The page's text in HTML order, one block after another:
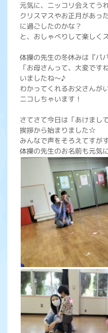
元気に、ニッコリ会えてう
クリスマスやお正月があっ
に過ごしたのかな？
と、おしゃべりして楽しく
体操の先生の冬休みは『パ
「お母さんって、大変です
いましたね～♪
わかってくれるお父さんが
ニコしちゃいます！
さてさて今日は「あけまし
挨拶から始まりました☆
みんなで声をそろえてすが
体操の先生のお名前も元気